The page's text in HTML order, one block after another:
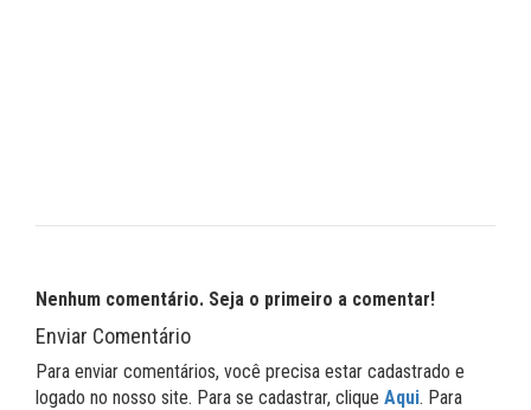
Nenhum comentário. Seja o primeiro a comentar!
Enviar Comentário
Para enviar comentários, você precisa estar cadastrado e
logado no nosso site. Para se cadastrar, clique Aqui. Para